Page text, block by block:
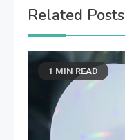
Related Posts
1 MIN READ